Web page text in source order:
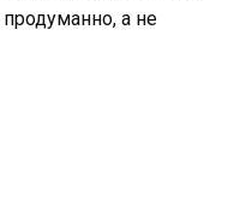
а не